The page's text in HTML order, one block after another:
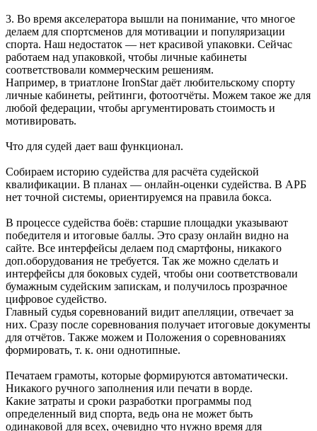
3. Во время акселератора вышли на понимание, что многое
делаем для спортсменов для мотивации и популяризации
спорта. Наш недостаток — нет красивой упаковки. Сейчас
работаем над упаковкой, чтобы личные кабинеты
соответствовали коммерческим решениям.
Например, в триатлоне IronStar даёт любительскому спорту
личные кабинеты, рейтинги, фотоотчёты. Можем такое же для
любой федерации, чтобы аргументировать стоимость и
мотивировать.
Что для судей дает ваш функционал.
Собираем историю судейства для расчёта судейской
квалификации. В планах — онлайн-оценки судейства. В АРБ
нет точной системы, ориентируемся на правила бокса.
В процессе судейства боёв: старшие площадки указывают
победителя и итоговые баллы. Это сразу онлайн видно на
сайте. Все интерфейсы делаем под смартфоны, никакого
доп.оборудования не требуется. Так же можно сделать и
интерфейсы для боковых судей, чтобы они соответствовали
бумажным судейским запискам, и получилось прозрачное
цифровое судейство.
Главный судья соревнований видит апелляции, отвечает за
них. Сразу после соревнования получает итоговые документы
для отчётов. Также можем и Положения о соревнованиях
формировать, т. к. они однотипные.
Печатаем грамоты, которые формируются автоматически.
Никакого ручного заполнения или печати в ворде.
Какие затраты и сроки разработки программы под
определенный вид спорта, ведь она не может быть
одинаковой для всех, очевидно что нужно время для